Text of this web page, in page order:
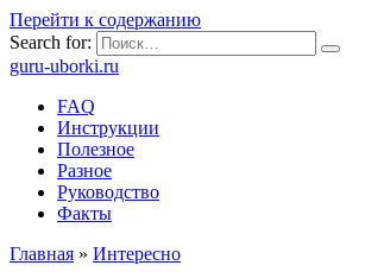
Перейти к содержанию
Search for:
guru-uborki.ru
FAQ
Инструкции
Полезное
Разное
Руководство
Факты
Главная » Интересно